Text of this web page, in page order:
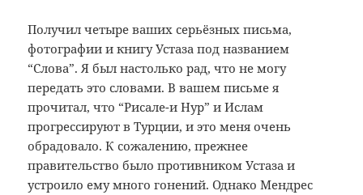
Получил четыре ваших серьёзных письма,
фотографии и книгу Устаза под названием
“Слова”. Я был настолько рад, что не могу
передать это словами. В вашем письме я
прочитал, что “Рисале-и Нур” и Ислам
прогрессируют в Турции, и это меня очень
обрадовало. К сожалению, прежнее
правительство было противником Устаза и
устроило ему много гонений. Однако Мендрес